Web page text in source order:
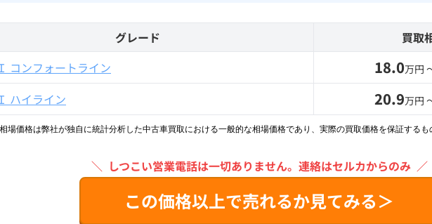
グレード
買取
コンフォートライン
18.0万円
ハイライン 20.9万円
場価格は弊社が独自に統計分析した中古車買取における一般的な相場価格であり、実際の買取価格を保証するも
＼ しつこい営業電話は一切ありません。 連絡はセルカからのみ ／
この価格以上で売れるか見てみる＞